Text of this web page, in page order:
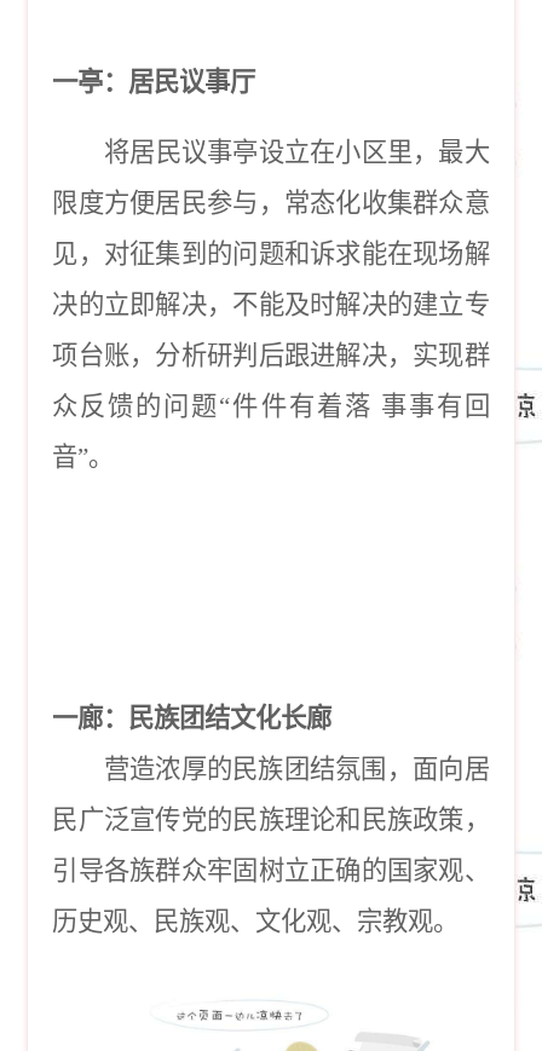
一亭：居民议事厅
将居民议事亭设立在小区里，最大
限度方便居民参与，常态化收集群众意
见，对征集到的问题和诉求能在现场解
决的立即解决，不能及时解决的建立专
项台账，分析研判后跟进解决，实现群
众反馈的问题“件件有着落 事事有回
音”。
一廊：民族团结文化长廊
营造浓厚的民族团结氛围，面向居
民广泛宣传党的民族理论和民族政策，
引导各族群众牢固树立正确的国家观、
历史观、民族观、文化观、宗教观。